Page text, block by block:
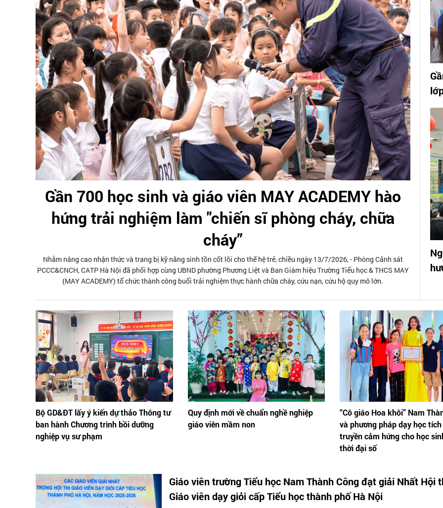
Gần 700 học sinh và giáo viên MAY ACADEMY hào
hứng trải nghiệm làm "chiến sĩ phòng cháy, chữa
cháy”
Nhằm nâng cao nhận thức và trang bị kỹ năng sinh tồn cốt lõi cho thế hệ trẻ, chiều ngày 13/7/2026, - Phòng Cảnh sát
PCCC&CNCH, CATP Hà Nội đã phối hợp cùng UBND phường Phương Liệt và Ban Giám hiệu Trường Tiểu học & THCS MAY
(MAY ACADEMY) tổ chức thành công buổi trải nghiệm thực hành chữa cháy, cứu nạn, cứu hộ quy mô lớn.
Bộ GD&ĐT lấy ý kiến dự thảo Thông tư
ban hành Chương trình bồi dưỡng
nghiệp vụ sư phạm
Quy định mới về chuẩn nghề nghiệp
giáo viên mầm non
“Cô giáo Hoa khôi” Nam
và phương pháp dạy học
truyền cảm hứng cho học
thời đại số
Giáo viên trường Tiểu học Nam Thành Công đạt giải Nhất Hội
Giáo viên dạy giỏi cấp Tiểu học thành phố Hà Nội